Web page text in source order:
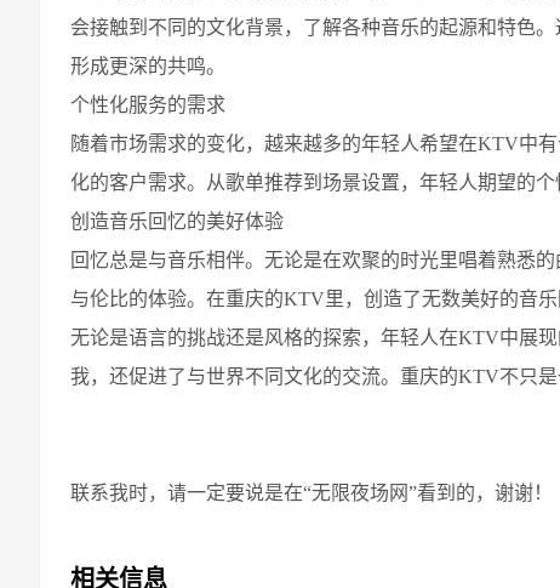
会接触到不同的文化背景，了解各种音乐的起源和特色
形成更深的共鸣。
个性化服务的需求
随着市场需求的变化，越来越多的年轻人希望在KTV中
化的客户需求。从歌单推荐到场景设置，年轻人期望的
创造音乐回忆的美好体验
回忆总是与音乐相伴。无论是在欢聚的时光里唱着熟悉
与伦比的体验。在重庆的KTV里，创造了无数美好的音
无论是语言的挑战还是风格的探索，年轻人在KTV中展
我，还促进了与世界不同文化的交流。重庆的KTV不只
联系我时，请一定要说是在“无限夜场网”看到的，谢谢！
相关信息